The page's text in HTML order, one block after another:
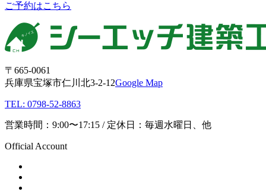
ご予約はこちら
〒665-0061
兵庫県宝塚市仁川北3-2-12Google Map
TEL: 0798-52-8863
営業時間：9:00〜17:15 / 定休日：毎週水曜日、他
Official Account